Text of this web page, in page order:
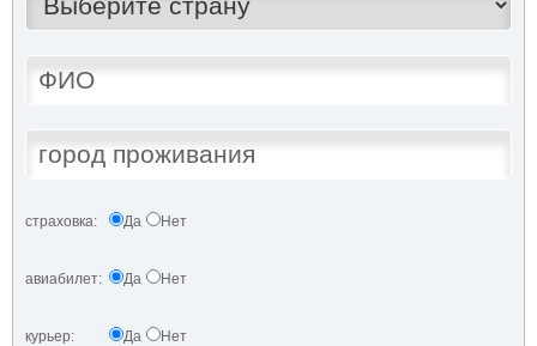
страховка: Да Нет
авиабилет: Да Нет
курьер: Да Нет